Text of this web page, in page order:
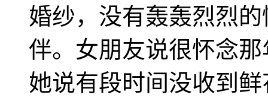
婚纱，没有轰轰烈烈
伴。女朋友说很怀念
她说有段时间没收到